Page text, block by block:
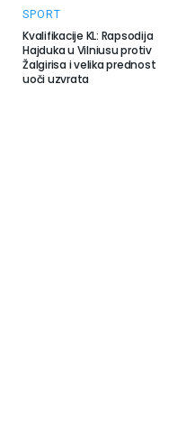
SPORT
Kvalifikacije KL: Rapsodija
Hajduka u Vilniusu protiv
Žalgirisa i velika prednost
uoči uzvrata